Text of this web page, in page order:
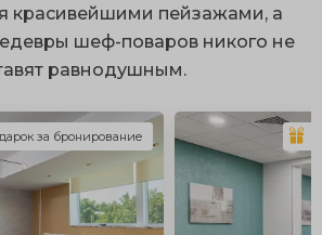
красивейшими пейзажами, а
шеф-поваров никого не
равнодушным.
за бронирование